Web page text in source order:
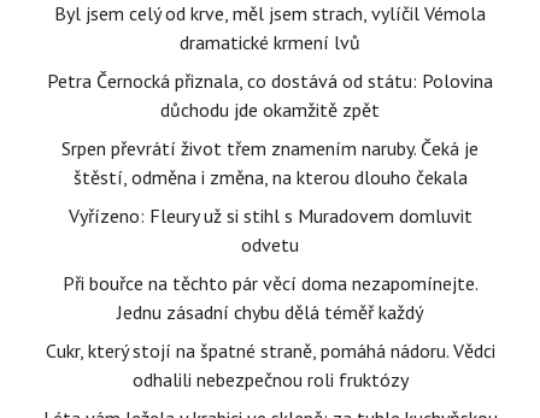
Byl jsem celý od krve, měl jsem strach, vylíčil Vémola
dramatické krmení lvů
Petra Černocká přiznala, co dostává od státu: Polovina
důchodu jde okamžitě zpět
Srpen převrátí život třem znamením naruby. Čeká je
štěstí, odměna i změna, na kterou dlouho čekala
Vyřízeno: Fleury už si stihl s Muradovem domluvit
odvetu
Při bouřce na těchto pár věcí doma nezapomínejte.
Jednu zásadní chybu dělá téměř každý
Cukr, který stojí na špatné straně, pomáhá nádoru. Vědci
odhalili nebezpečnou roli fruktózy